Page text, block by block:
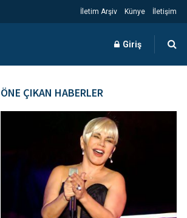
İletim Arşiv Künye İletişim
Giriş
ÖNE ÇIKAN HABERLER